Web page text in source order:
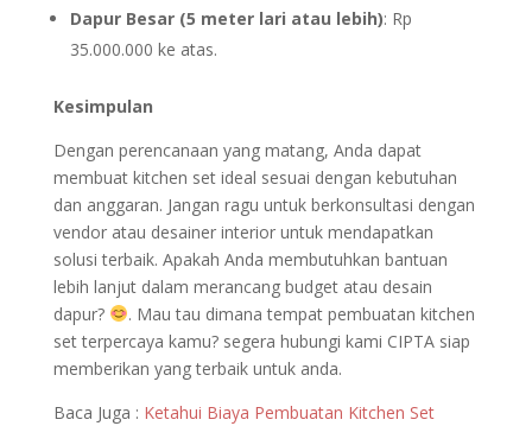
Dapur Besar (5 meter lari atau lebih): Rp
35.000.000 ke atas.
Kesimpulan
Dengan perencanaan yang matang, Anda dapat
membuat kitchen set ideal sesuai dengan kebutuhan
dan anggaran. Jangan ragu untuk berkonsultasi dengan
vendor atau desainer interior untuk mendapatkan
solusi terbaik. Apakah Anda membutuhkan bantuan
lebih lanjut dalam merancang budget atau desain
dapur?
. Mau tau dimana tempat pembuatan kitchen
set terpercaya kamu? segera hubungi kami CIPTA siap
memberikan yang terbaik untuk anda.
Baca Juga : Ketahui Biaya Pembuatan Kitchen Set